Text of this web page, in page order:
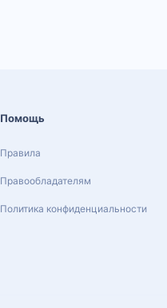
Помощь
Правила
Правообладателям
Политика конфиденциальности